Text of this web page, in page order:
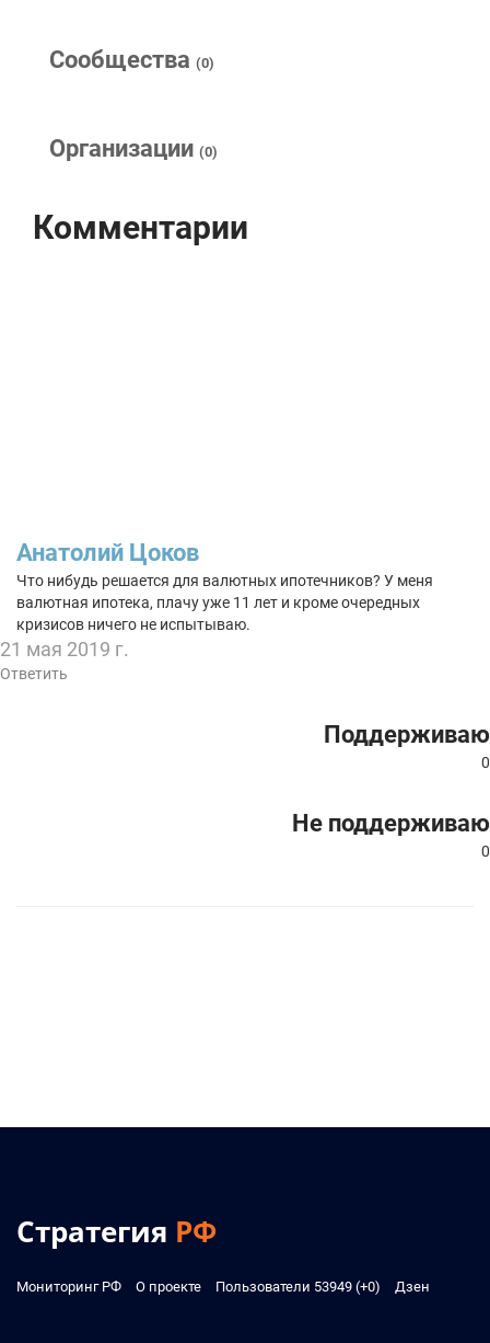
Сообщества (0)
Организации (0)
Комментарии
Анатолий Цоков
Что нибудь решается для валютных ипотечников? У меня
валютная ипотека, плачу уже 11 лет и кроме очередных
кризисов ничего не испытываю.
21 мая 2019 г.
Ответить
Поддерживаю
0
Не поддерживаю
0
Стратегия РФ
Мониторинг РФ О проекте Пользователи 53949 (+0) Дзен